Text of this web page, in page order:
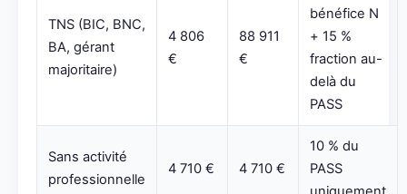
TNS (BIC, BNC,
BA, gérant
majoritaire)
4 806
€
88 911
€
bénéfice N
+ 15 %
fraction au-
delà du
PASS
Sans activité
professionnelle
4 710 € 4 710 €
10 % du
PASS